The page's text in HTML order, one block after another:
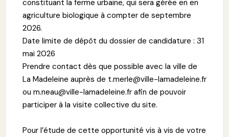
constituant la ferme urbaine, qui sera gérée en en
agriculture biologique à compter de septembre
2026.
Date limite de dépôt du dossier de candidature : 31
mai 2026
Prendre contact dès que possible avec la ville de
La Madeleine auprès de t.merle@ville-lamadeleine.fr
ou m.neau@ville-lamadeleine.fr afin de pouvoir
participer à la visite collective du site.
Pour l’étude de cette opportunité vis à vis de votre